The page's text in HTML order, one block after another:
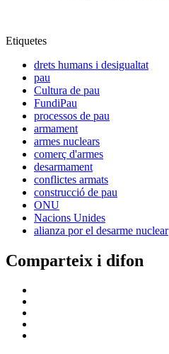
Etiquetes
drets humans i desigualtat
pau
Cultura de pau
FundiPau
processos de pau
armament
armes nuclears
comerç d'armes
desarmament
conflictes armats
construcció de pau
ONU
Nacions Unides
alianza por el desarme nuclear
Comparteix i difon